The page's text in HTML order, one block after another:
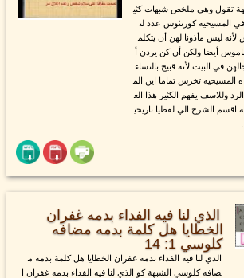
تقول وهي ملخص شبهات كثي
المسيحيه كورنثوس عدد لت
ليس مأذونا لهن أن يتكلم
أيضا ولكن أن كن يردن أ
في البيت لأنه قبيح بالنساء
المسيحيه تخرس تماما اين الم
وللاسف يفهم الكثير هذا الع
الشرح الي لفظيا تاريخي
الذي لنا فيه الفداء بدمه غفران
الخطايا هل كلمة بدمه مضافه
كلوسي 1: 14
الذي لنا فيه الفداء بدمه غفران الخطايا هل كلمة بدمه م
ضافه كلوسي الشبهة كو الذي لنا فيه الفداء بدمه غفران ا